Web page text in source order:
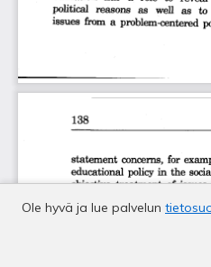
Ole hyvä ja lue palvelun